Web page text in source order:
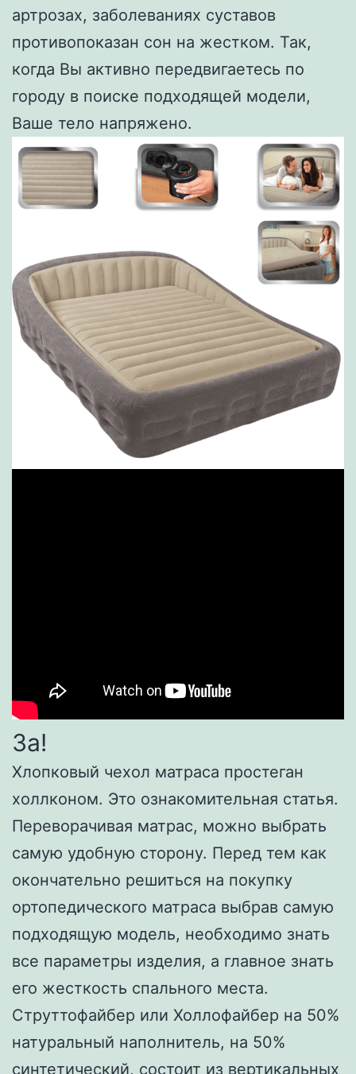
артрозах, заболеваниях суставов
противопоказан сон на жестком. Так,
когда Вы активно передвигаетесь по
городу в поиске подходящей модели,
Ваше тело напряжено.
За!
Хлопковый чехол матраса простеган
холлконом. Это ознакомительная статья.
Переворачивая матрас, можно выбрать
самую удобную сторону. Перед тем как
окончательно решиться на покупку
ортопедического матраса выбрав самую
подходящую модель, необходимо знать
все параметры изделия, а главное знать
его жесткость спального места.
Струттофайбер или Холлофайбер на 50%
натуральный наполнитель, на 50%
синтетический, состоит из вертикальных